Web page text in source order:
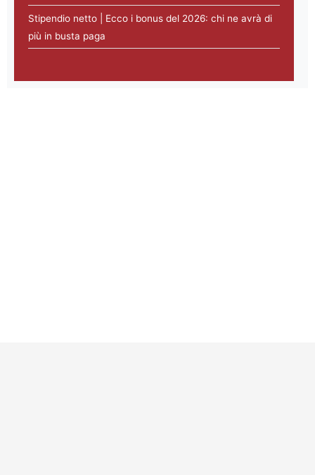
Stipendio netto | Ecco i bonus del 2026: chi ne avrà di
più in busta paga